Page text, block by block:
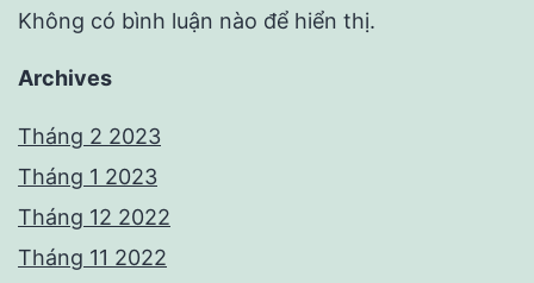
Không có bình luận nào để hiển thị.
Archives
Tháng 2 2023
Tháng 1 2023
Tháng 12 2022
Tháng 11 2022